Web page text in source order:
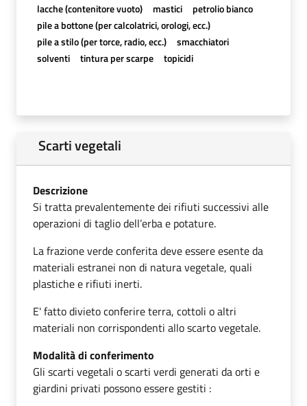
lacche (contenitore vuoto)
mastici
petrolio bianco
pile a bottone (per calcolatrici, orologi, ecc.)
pile a stilo (per torce, radio, ecc.)
smacchiatori
solventi
tintura per scarpe topicidi
Scarti vegetali
Descrizione
Si tratta prevalentemente dei rifiuti successivi alle
operazioni di taglio dell’erba e potature.
La frazione verde conferita deve essere esente da
materiali estranei non di natura vegetale, quali
plastiche e rifiuti inerti.
E' fatto divieto conferire terra, cottoli o altri
materiali non corrispondenti allo scarto vegetale.
Modalità di conferimento
Gli scarti vegetali o scarti verdi generati da orti e
giardini privati possono essere gestiti :